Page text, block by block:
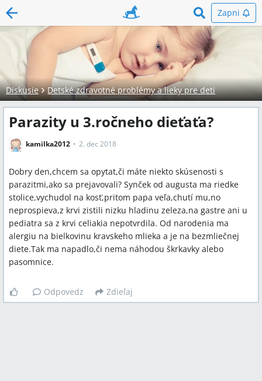
Zapni
Diskusie Detské zdravotné problémy a lieky pre deti
Parazity u 3.ročneho dieťaťa?
kamilka2012 2. dec 2018
Dobry den,chcem sa opytat,či máte niekto skúsenosti s
parazitmi,ako sa prejavovali? Synček od augusta ma riedke
stolice,vychudol na kosť,pritom papa veľa,chutí mu,no
neprospieva,z krvi zistili nizku hladinu zeleza,na gastre ani u
pediatra sa z krvi celiakia nepotvrdila. Od narodenia ma
alergiu na bielkovinu kravskeho mlieka a je na bezmliečnej
diete.Tak ma napadlo,či nema náhodou škrkavky alebo
pasomnice.
Odpovedz Zdieľaj